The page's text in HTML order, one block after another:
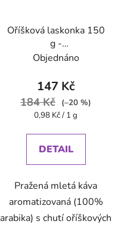
Oříšková laskonka 150
g -
káva,aromatizovaná,mletá
Objednáno
147 Kč
184 Kč
(–20 %)
Měrná
0,98 Kč / 1 g
DETAIL
Pražená mletá káva
aromatizovaná (100%
arabika) s chutí oříškových